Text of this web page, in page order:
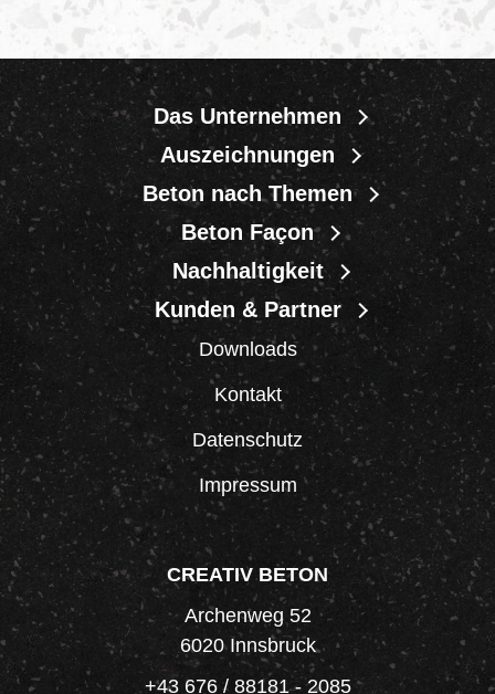
Das Unternehmen
Auszeichnungen
Beton nach Themen
Beton Façon
Nachhaltigkeit
Kunden & Partner
Downloads
Kontakt
Datenschutz
Impressum
CREATIV BETON
Archenweg 52
6020 Innsbruck
+43 676 / 88181 - 2085